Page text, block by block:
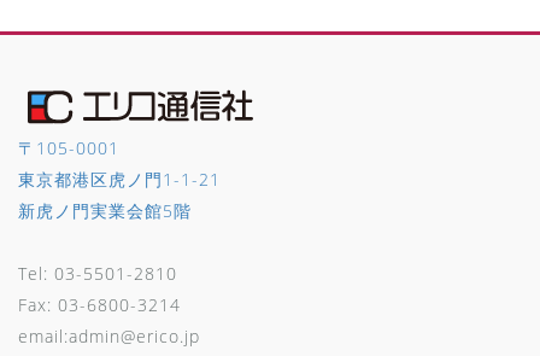
〒105-0001
東京都港区虎ノ門1-1-21
新虎ノ門実業会館5階
Tel: 03-5501-2810
Fax: 03-6800-3214
email:admin@erico.jp